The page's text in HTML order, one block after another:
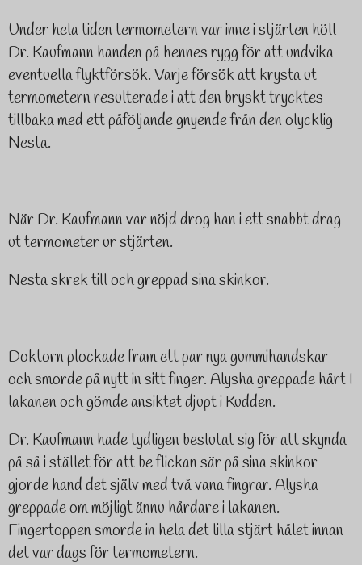
Under hela tiden termometern var inne i stjärten höll
Dr. Kaufmann handen på hennes rygg för att undvika
eventuella flyktförsök. Varje försök att krysta ut
termometern resulterade i att den bryskt trycktes
tillbaka med ett påföljande gnyende från den olycklig
Nesta.
När Dr. Kaufmann var nöjd drog han i ett snabbt drag
ut termometer ur stjärten.
Nesta skrek till och greppad sina skinkor.
Doktorn plockade fram ett par nya gummihandskar
och smorde på nytt in sitt finger. Alysha greppade hårt I
lakanen och gömde ansiktet djupt i Kudden.
Dr. Kaufmann hade tydligen beslutat sig för att skynda
på så i stället för att be flickan sär på sina skinkor
gjorde hand det själv med två vana fingrar. Alysha
greppade om möjligt ännu hårdare i lakanen.
Fingertoppen smorde in hela det lilla stjärt hålet innan
det var dags för termometern.